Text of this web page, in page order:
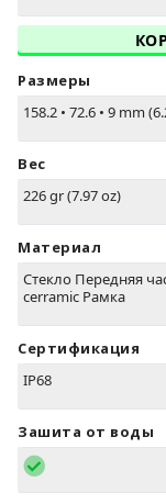
Размеры
158.2 • 72.6 • 9 mm
Вес
226 gr (7.97 oz)
Материал
Стекло Передняя
cerramic Рамка
Сертификация
IP68
Зашита от воды